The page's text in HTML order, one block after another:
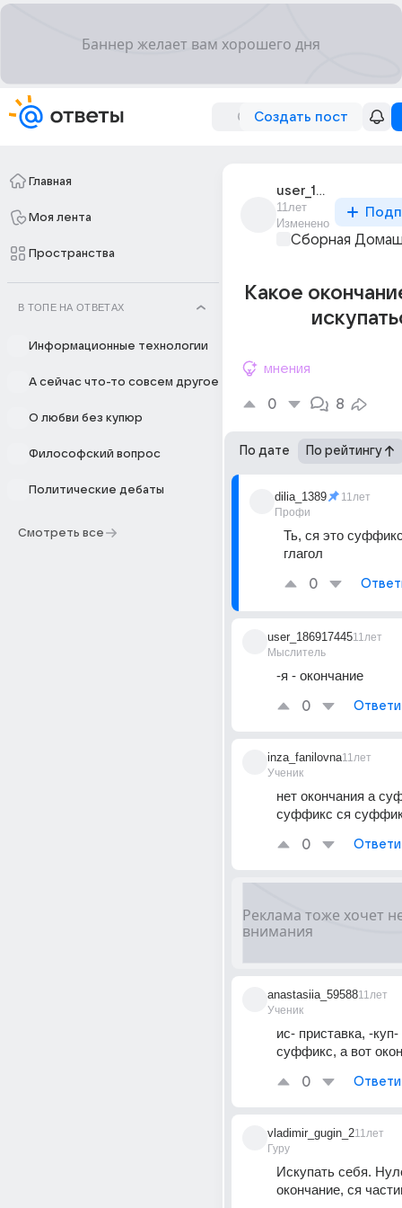
Создать пост
Главная
Моя лента
Пространства
В ТОПЕ НА ОТВЕТАХ
Информационные технологии
А сейчас что-то совсем другое
О любви без купюр
Философский вопрос
Политические дебаты
Смотреть все
user_173393962
11лет
Изменено
Сборная
Какое
мнения
0 8
По дате По рейтингу
dilia_1389
Профи
11лет
Ть, ся это
глагол
0
user_186917445
Мыслитель
11лет
-я - окончание
0
inza_fanilovna
Ученик
11лет
нет окончания а
суффикс ся
0
anastasiia_59588
Ученик
11лет
ис- приставка, -
суффикс, а вот
0
vladimir_gugin_2
Гуру
11лет
Искупать себя.
окончание, ся